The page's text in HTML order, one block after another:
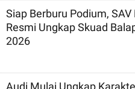
Siap Berburu Podium,
Resmi Ungkap Skuad
2026
Audi Mulai Ungkap